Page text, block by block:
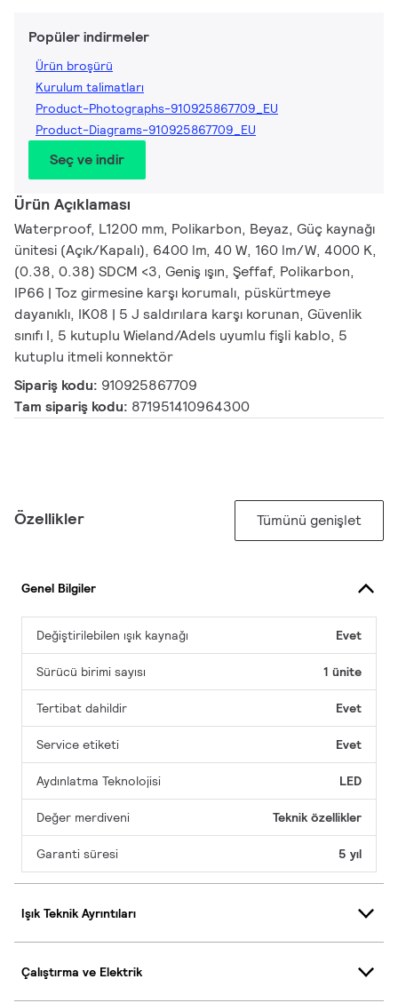
Popüler indirmeler
Ürün broşürü
Kurulum talimatları
Product-Photographs-910925867709_EU
Product-Diagrams-910925867709_EU
Seç ve indir
Ürün Açıklaması
Waterproof, L1200 mm, Polikarbon, Beyaz, Güç kaynağı
ünitesi (Açık/Kapalı), 6400 lm, 40 W, 160 lm/W, 4000 K,
(0.38, 0.38) SDCM <3, Geniş ışın, Şeffaf, Polikarbon,
IP66 | Toz girmesine karşı korumalı, püskürtmeye
dayanıklı, IK08 | 5 J saldırılara karşı korunan, Güvenlik
sınıfı I, 5 kutuplu Wieland/Adels uyumlu fişli kablo, 5
kutuplu itmeli konnektör
Sipariş kodu: 910925867709
Tam sipariş kodu: 871951410964300
Özellikler Tümünü genişlet
Genel Bilgiler
Değiştirilebilen ışık kaynağı Evet
Sürücü birimi sayısı 1 ünite
Tertibat dahildir Evet
Service etiketi Evet
Aydınlatma Teknolojisi LED
Değer merdiveni Teknik özellikler
Garanti süresi 5 yıl
Işık Teknik Ayrıntıları
Çalıştırma ve Elektrik